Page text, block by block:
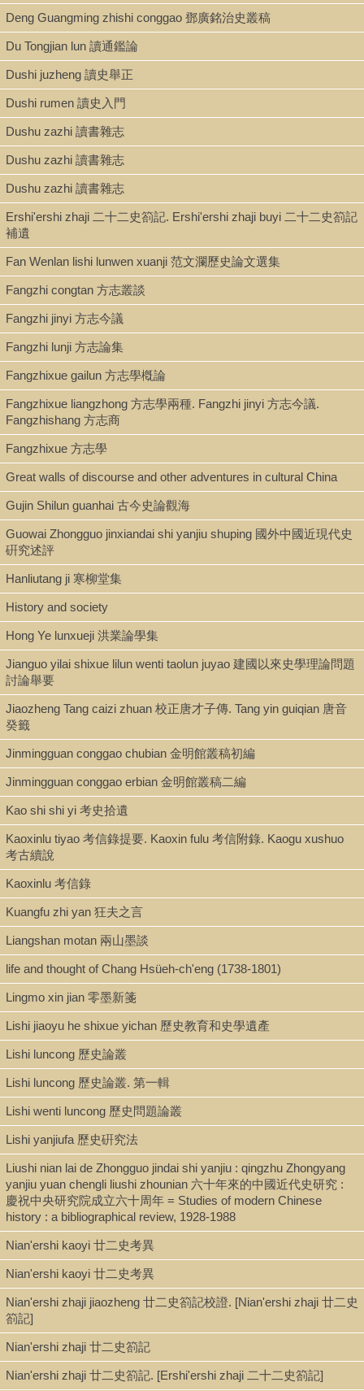
Series
Jiusi congshu 九思叢書 ; 5
Shelf
Stacks
Call Number
DS734.9.C49 A4 1977
Description
2 v. ; 22 cm.
Note
Chen Yinke xiansheng lunwenji 陳寅恪先生論文集 / Chen Yinke
Taibei 臺北 : Wenli chubanshe 文理出版社, 明國 66 [1977].
"Chen Yinke xiansheng zhushu mulu biannian 陳寅恪先生著述目
錄編年": p. 1449-1472.
Deng Guangming zhishi conggao 鄧廣銘治史叢稿
Du Tongjian lun 讀通鑑論
Dushi juzheng 讀史舉正
Dushi rumen 讀史入門
Dushu zazhi 讀書雜志
Dushu zazhi 讀書雜志
Dushu zazhi 讀書雜志
Ershi'ershi zhaji 二十二史箚記. Ershi'ershi zhaji buyi 二十二史箚記
補遺
Fan Wenlan lishi lunwen xuanji 范文瀾歷史論文選集
Fangzhi congtan 方志叢談
Fangzhi jinyi 方志今議
Fangzhi lunji 方志論集
Fangzhixue gailun 方志學槪論
Fangzhixue liangzhong 方志學兩種. Fangzhi jinyi 方志今議.
Fangzhishang 方志商
Fangzhixue 方志學
Great walls of discourse and other adventures in cultural China
Gujin Shilun guanhai 古今史論觀海
Guowai Zhongguo jinxiandai shi yanjiu shuping 國外中國近現代史
硏究述評
Hanliutang ji 寒柳堂集
History and society
Hong Ye lunxueji 洪業論學集
Jianguo yilai shixue lilun wenti taolun juyao 建國以來史學理論問題
討論舉要
Jiaozheng Tang caizi zhuan 校正唐才子傳. Tang yin guiqian 唐音
癸籤
Jinmingguan conggao chubian 金明館叢稿初編
Jinmingguan conggao erbian 金明館叢稿二編
Kao shi shi yi 考史拾遺
Kaoxinlu tiyao 考信錄提要. Kaoxin fulu 考信附錄. Kaogu xushuo
考古續說
Kaoxinlu 考信錄
Kuangfu zhi yan 狂夫之言
Liangshan motan 兩山墨談
life and thought of Chang Hsüeh-ch'eng (1738-1801)
Lingmo xin jian 零墨新箋
Lishi jiaoyu he shixue yichan 歷史教育和史學遺產
Lishi luncong 歷史論叢
Lishi luncong 歷史論叢. 第一輯
Lishi wenti luncong 歷史問題論叢
Lishi yanjiufa 歷史硏究法
Liushi nian lai de Zhongguo jindai shi yanjiu : qingzhu Zhongyang
yanjiu yuan chengli liushi zhounian 六十年來的中國近代史研究 :
慶祝中央研究院成立六十周年 = Studies of modern Chinese
history : a bibliographical review, 1928-1988
Nian'ershi kaoyi 廿二史考異
Nian'ershi kaoyi 廿二史考異
Nian'ershi zhaji jiaozheng 廿二史箚記校證. [Nian'ershi zhaji 廿二史
箚記]
Nian'ershi zhaji 廿二史箚記
Nian'ershi zhaji 廿二史箚記. [Ershi'ershi zhaji 二十二史箚記]